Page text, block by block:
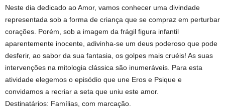
Neste dia dedicado ao Amor, vamos conhecer uma divindade
representada sob a forma de criança que se compraz em perturbar
corações. Porém, sob a imagem da frágil figura infantil
aparentemente inocente, adivinha-se um deus poderoso que pode
desferir, ao sabor da sua fantasia, os golpes mais cruéis! As suas
intervenções na mitologia clássica são inumeráveis. Para esta
atividade elegemos o episódio que une Eros e Psique e
convidamos a recriar a seta que uniu este amor.
Destinatários: Famílias, com marcação.